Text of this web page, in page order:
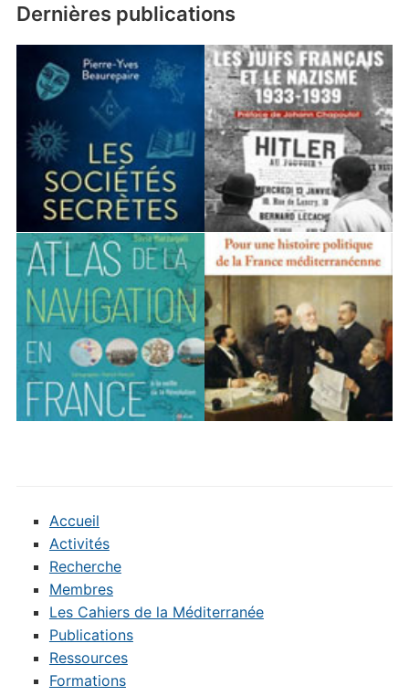
Dernières publications
Accueil
Activités
Recherche
Membres
Les Cahiers de la Méditerranée
Publications
Ressources
Formations